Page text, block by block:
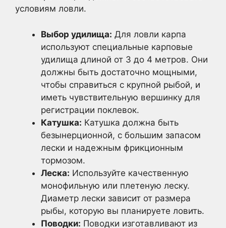
условиям ловли.
Выбор удилища: Для ловли карпа
используют специальные карповые
удилища длиной от 3 до 4 метров. Они
должны быть достаточно мощными,
чтобы справиться с крупной рыбой, и
иметь чувствительную вершинку для
регистрации поклевок.
Катушка: Катушка должна быть
безынерционной, с большим запасом
лески и надежным фрикционным
тормозом.
Леска: Используйте качественную
монофильную или плетеную леску.
Диаметр лески зависит от размера
рыбы, которую вы планируете ловить.
Поводки: Поводки изготавливают из